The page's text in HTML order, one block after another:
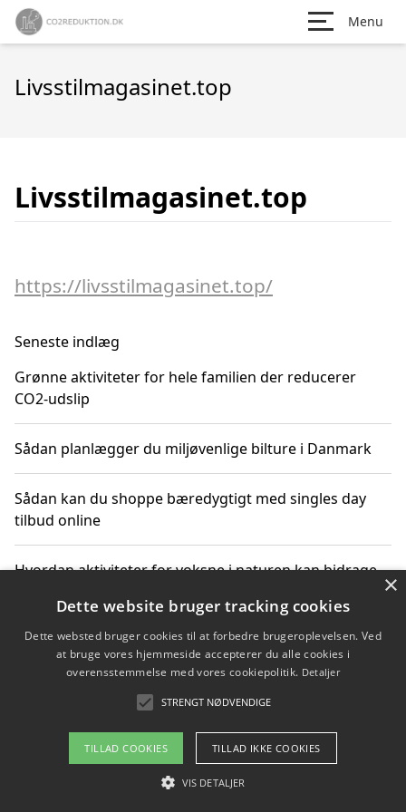
Menu
Livsstilmagasinet.top
Livsstilmagasinet.top
https://livsstilmagasinet.top/
Seneste indlæg
Grønne aktiviteter for hele familien der reducerer
CO2-udslip
Sådan planlægger du miljøvenlige bilture i Danmark
Sådan kan du shoppe bæredygtigt med singles day
tilbud online
Hvordan aktiviteter for voksne i naturen kan bidrage
Sådan planlægger du dine vigtige datoer for CO2-
reduktion
Copyright 2026 - Pilanto Aps
Om / kontakt
×
Dette website bruger tracking cookies
Dette websted bruger cookies til at forbedre brugeroplevelsen. Ved
at bruge vores hjemmeside accepterer du alle cookies i
overensstemmelse med vores cookiepolitik. Detaljer
STRENGT NØDVENDIGE
TILLAD COOKIES TILLAD IKKE COOKIES
VIS DETALJER